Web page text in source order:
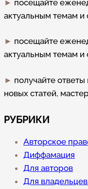
► посещайте
актуальным темам и
► посещайте
актуальным темам и
► получайте
новых статей,
РУБРИКИ
Авторское
Диффамация
Для авторов
Для